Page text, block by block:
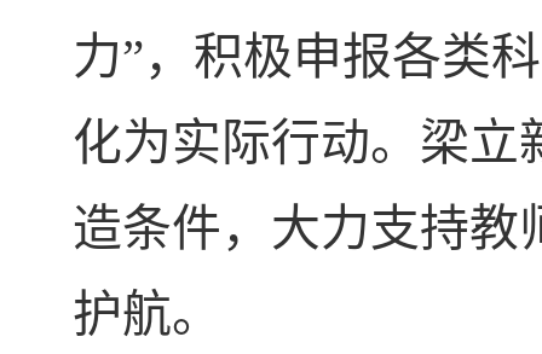
力”，积极申报各类
化为实际行动。梁立
造条件，大力支持教
护航。